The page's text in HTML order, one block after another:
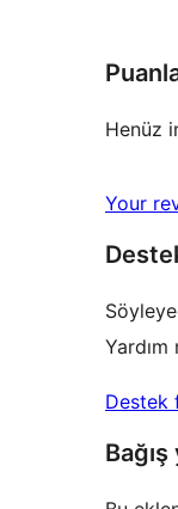
Henüz
Your
Yardım
Destek
Bağış